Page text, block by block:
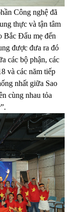
Công nghệ đã
thực và tận tâm
Bắc Đẩu mẹ đến
được đưa ra đó
các bộ phận, các
và các năm tiếp
nhất giữa Sao
cùng nhau tỏa